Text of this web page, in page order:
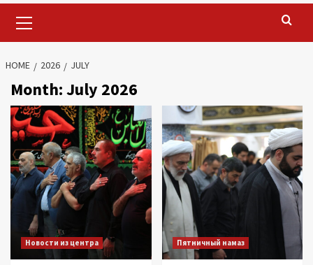
Menu
HOME 2026 JULY
Month:July 2026
Новости из центра Пятничный намаз